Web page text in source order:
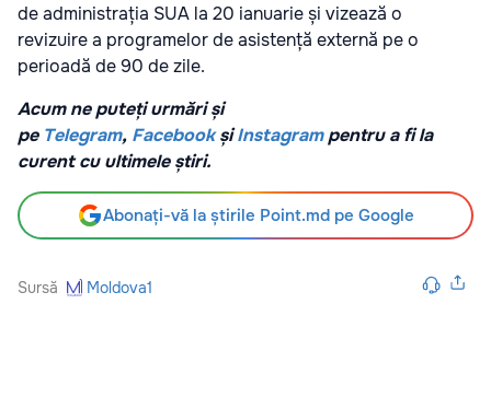
de administrația SUA la 20 ianuarie și vizează o
revizuire a programelor de asistență externă pe o
perioadă de 90 de zile.
Acum ne puteți urmări și
pe Telegram, FacebookșiInstagrampentru a fi la
curent cu ultimele știri.
Abonați-vă la știrile Point.md pe Google
Sursă Moldova1